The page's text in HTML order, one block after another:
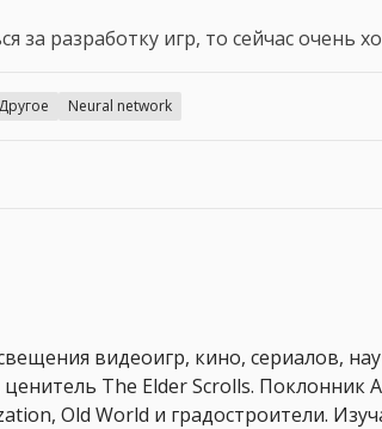
за разработку игр, то сейчас очень
Другое Neural network
видеоигр, кино, сериалов,
The Elder Scrolls. Поклонник
Old World и градостроители.